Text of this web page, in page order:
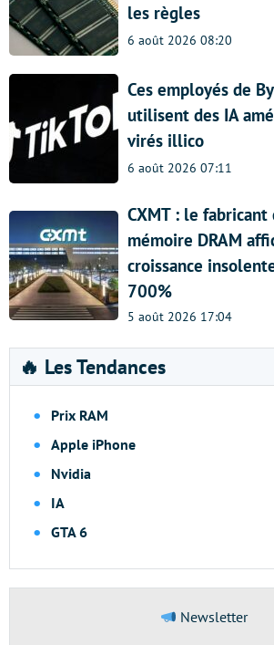
les règles
6 août 2026 08:20
Ces employés de
utilisent des IA
virés illico
6 août 2026 07:11
CXMT : le fabricant
mémoire DRAM
croissance
700%
5 août 2026 17:04
🔥 Les Tendances
Prix RAM
Apple iPhone
Nvidia
IA
GTA 6
Newsletter